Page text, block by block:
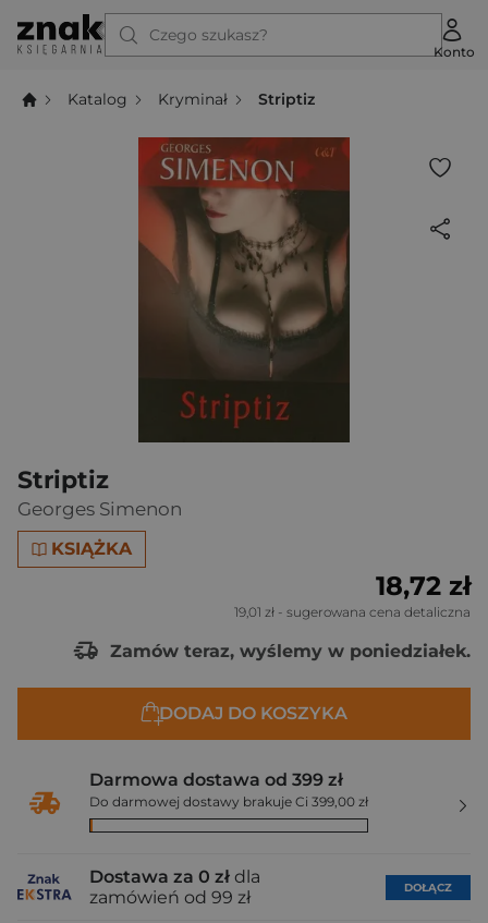
Czego szukasz?
Konto
Katalog Kryminał Striptiz
Striptiz
Georges Simenon
KSIĄŻKA
18,72 zł
19,01 zł - sugerowana cena detaliczna
Zamów teraz, wyślemy w poniedziałek.
DODAJ DO KOSZYKA
Darmowa dostawa od 399 zł
Do darmowej dostawy brakuje Ci 399,00 zł
Dostawa za 0 zł dla
zamówień od 99 zł
DOŁĄCZ